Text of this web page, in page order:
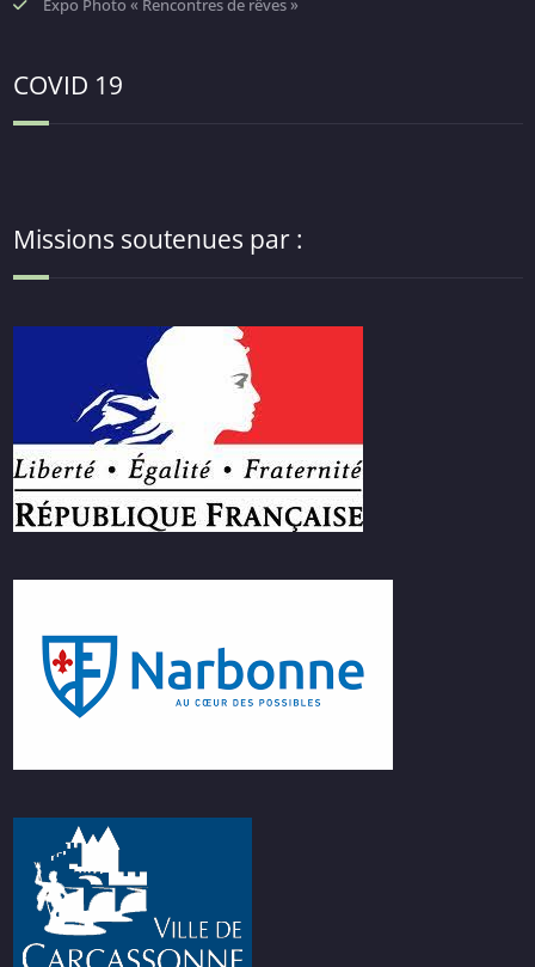
Expo Photo « Rencontres de rêves »
COVID 19
Missions soutenues par :